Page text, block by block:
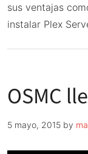
sus ventajas
instalar Plex
OSMC
5 mayo, 2015 by